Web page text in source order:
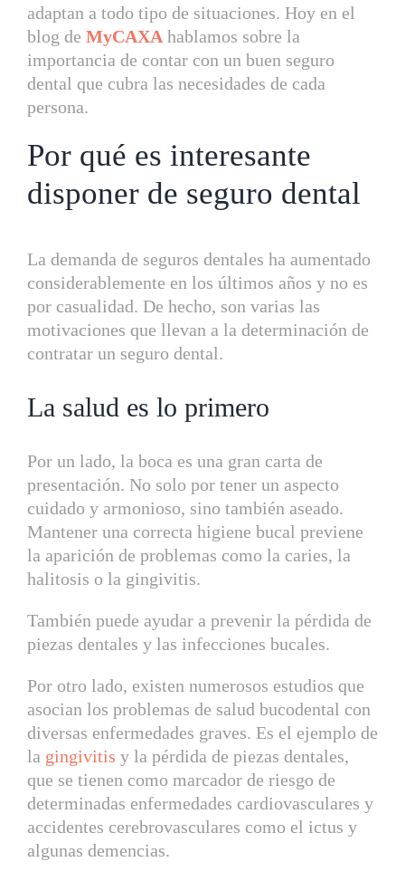
adaptan a todo tipo de situaciones. Hoy en el
blog de MyCAXA hablamos sobre la
importancia de contar con un buen seguro
dental que cubra las necesidades de cada
persona.
Por qué es interesante
disponer de seguro dental
La demanda de seguros dentales ha aumentado
considerablemente en los últimos años y no es
por casualidad. De hecho, son varias las
motivaciones que llevan a la determinación de
contratar un seguro dental.
La salud es lo primero
Por un lado, la boca es una gran carta de
presentación. No solo por tener un aspecto
cuidado y armonioso, sino también aseado.
Mantener una correcta higiene bucal previene
la aparición de problemas como la caries, la
halitosis o la gingivitis.
También puede ayudar a prevenir la pérdida de
piezas dentales y las infecciones bucales.
Por otro lado, existen numerosos estudios que
asocian los problemas de salud bucodental con
diversas enfermedades graves. Es el ejemplo de
la gingivitis y la pérdida de piezas dentales,
que se tienen como marcador de riesgo de
determinadas enfermedades cardiovasculares y
accidentes cerebrovasculares como el ictus y
algunas demencias.